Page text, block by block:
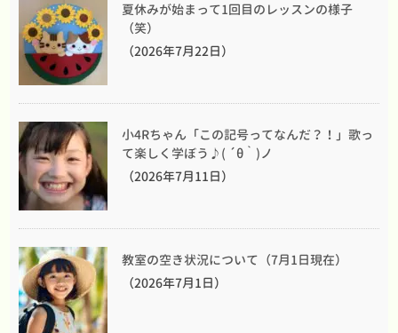
夏休みが始まって1回目のレッスンの様子
（笑）
（2026年7月22日）
小4Rちゃん「この記号ってなんだ？！」歌っ
て楽しく学ぼう♪( ´θ｀)ノ
（2026年7月11日）
教室の空き状況について（7月1日現在）
（2026年7月1日）